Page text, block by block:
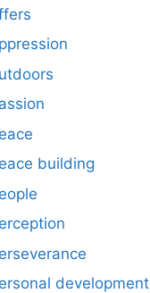
building
development